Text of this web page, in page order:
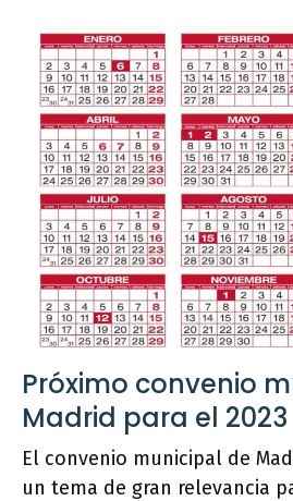
Próximo convenio
Madrid para el 2023
El convenio municipal de
un tema de gran relevancia